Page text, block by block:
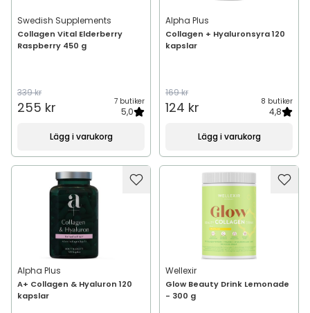
Swedish Supplements
Collagen Vital Elderberry
Raspberry 450 g
339 kr
255 kr 7 butiker
5,0
Lägg i varukorg
Alpha Plus
Collagen + Hyaluronsyra 120
kapslar
169 kr
124 kr 8 butiker
4,8
Lägg i varukorg
Alpha Plus
A+ Collagen & Hyaluron 120
kapslar
Wellexir
Glow Beauty Drink Lemonade
- 300 g